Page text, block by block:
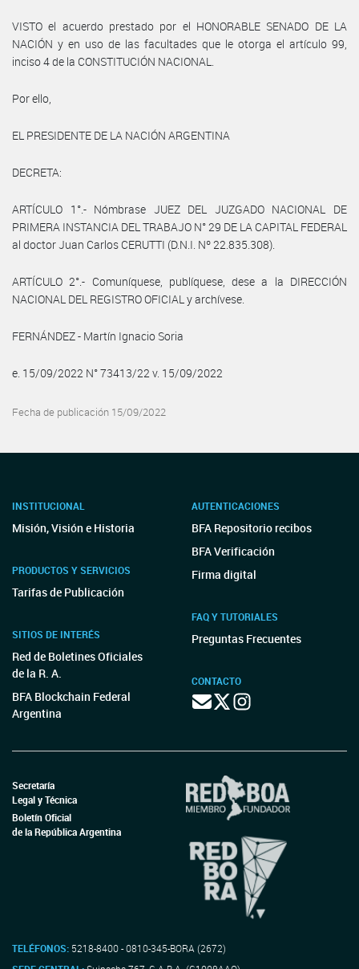
VISTO el acuerdo prestado por el HONORABLE SENADO DE LA
NACIÓN y en uso de las facultades que le otorga el artículo 99,
inciso 4 de la CONSTITUCIÓN NACIONAL.
Por ello,
EL PRESIDENTE DE LA NACIÓN ARGENTINA
DECRETA:
ARTÍCULO 1°.- Nómbrase JUEZ DEL JUZGADO NACIONAL DE
PRIMERA INSTANCIA DEL TRABAJO N° 29 DE LA CAPITAL FEDERAL
al doctor Juan Carlos CERUTTI (D.N.I. Nº 22.835.308).
ARTÍCULO 2°.- Comuníquese, publíquese, dese a la DIRECCIÓN
NACIONAL DEL REGISTRO OFICIAL y archívese.
FERNÁNDEZ - Martín Ignacio Soria
e. 15/09/2022 N° 73413/22 v. 15/09/2022
Fecha de publicación 15/09/2022
INSTITUCIONAL
Misión, Visión e Historia
PRODUCTOS Y SERVICIOS
Tarifas de Publicación
SITIOS DE INTERÉS
Red de Boletines Oficiales
de la R. A.
BFA Blockchain Federal
Argentina
AUTENTICACIONES
BFA Repositorio recibos
BFA Verificación
Firma digital
FAQ Y TUTORIALES
Preguntas Frecuentes
CONTACTO
Secretaría
Legal y Técnica
Boletín Oficial
de la República Argentina
TELÉFONOS: 5218-8400 - 0810-345-BORA (2672)